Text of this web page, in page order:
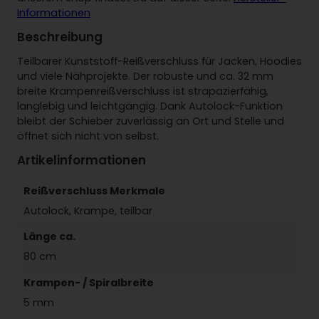
n
R
e
i
ß
v
e
r
s
h
Informationen
Beschreibung
Teilbarer Kunststoff-Reißverschluss für Jacken, Hoodies
und viele Nähprojekte. Der robuste und ca. 32 mm
breite Krampenreißverschluss ist strapazierfähig,
langlebig und leichtgängig. Dank Autolock-Funktion
bleibt der Schieber zuverlässig an Ort und Stelle und
öffnet sich nicht von selbst.
Artikelinformationen
Reißverschluss Merkmale
Autolock, Krampe, teilbar
Länge ca.
80 cm
Krampen- / Spiralbreite
5 mm